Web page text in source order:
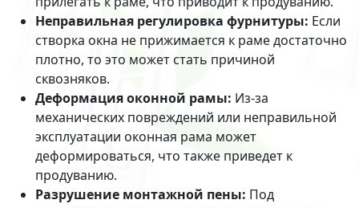
Неправильная регулировка фурнитуры: Если
створка окна не прижимается к раме достаточно
плотно, то это может стать причиной
сквозняков.
Деформация оконной рамы: Из-за
механических повреждений или неправильной
эксплуатации оконная рама может
деформироваться, что также приведет к
продуванию.
Разрушение монтажной пены: Под